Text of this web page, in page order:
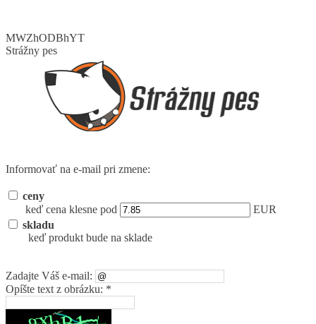
MWZhODBhYT
Strážny pes
Informovať na e-mail pri zmene:
ceny
keď cena klesne pod
EUR
skladu
keď produkt bude na sklade
Zadajte Váš e-mail:
Opíšte text z obrázku: *